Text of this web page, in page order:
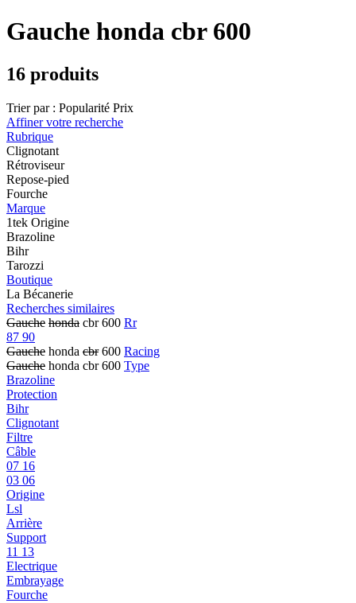
Gauche honda cbr 600
16 produits
Trier par : Popularité Prix
Affiner votre recherche
Rubrique
Clignotant
Rétroviseur
Repose-pied
Fourche
Marque
1tek Origine
Brazoline
Bihr
Tarozzi
Boutique
La Bécanerie
Recherches similaires
Gauche honda cbr 600 Rr
87 90
Gauche honda cbr600 Racing
Gauche honda cbr 600 Type
Brazoline
Protection
Bihr
Clignotant
Filtre
Câble
07 16
03 06
Origine
Lsl
Arrière
Support
11 13
Electrique
Embrayage
Fourche